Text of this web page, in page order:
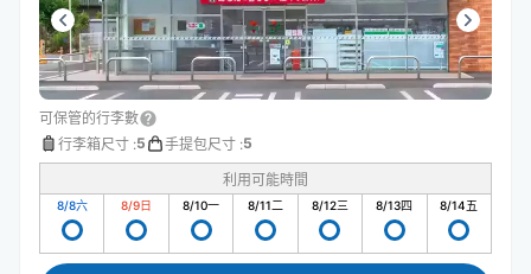
可保管的行李數
行李箱尺寸 :5 手提包尺寸 :5
利用可能時間
8/8六 8/9日 8/10一 8/11二 8/12三 8/13四 8/14五